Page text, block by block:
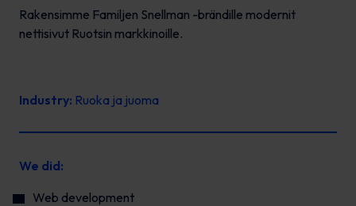
Rakensimme Familjen Snellman -brändille modernit
nettisivut Ruotsin markkinoille.
Industry: Ruoka ja juoma
We did:
Web development